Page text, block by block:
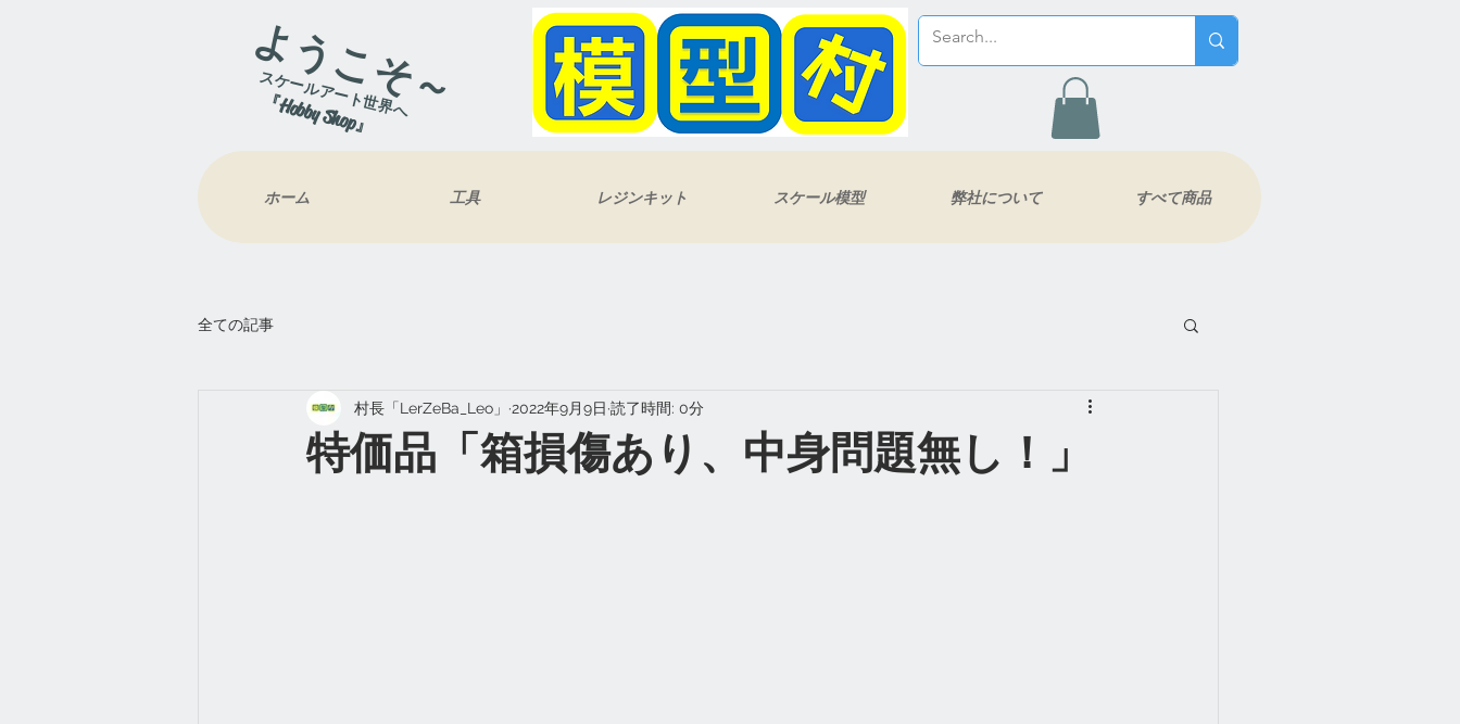
ようこそ～
スケールアート世界へ
『Hobby Shop』
ホーム 工具 レジンキット スケール模型 弊社について すべて商品
全ての記事
特価品「箱損傷あり、中身問題無し！」
村長「LerZeBa_Leo」 2022年9月9日 読了時間: 0分